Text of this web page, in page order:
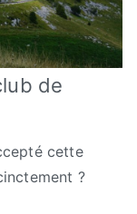
de
cette
?